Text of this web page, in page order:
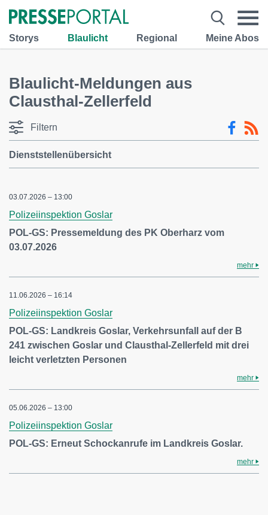
Storys Blaulicht Regional Meine Abos
Blaulicht-Meldungen aus
Clausthal-Zellerfeld
Filtern
Dienststellenübersicht
03.07.2026 – 13:00
Polizeiinspektion Goslar
POL-GS: Pressemeldung des PK Oberharz vom
03.07.2026
mehr
11.06.2026 – 16:14
Polizeiinspektion Goslar
POL-GS: Landkreis Goslar, Verkehrsunfall auf der B
241 zwischen Goslar und Clausthal-Zellerfeld mit drei
leicht verletzten Personen
mehr
05.06.2026 – 13:00
Polizeiinspektion Goslar
POL-GS: Erneut Schockanrufe im Landkreis Goslar.
mehr